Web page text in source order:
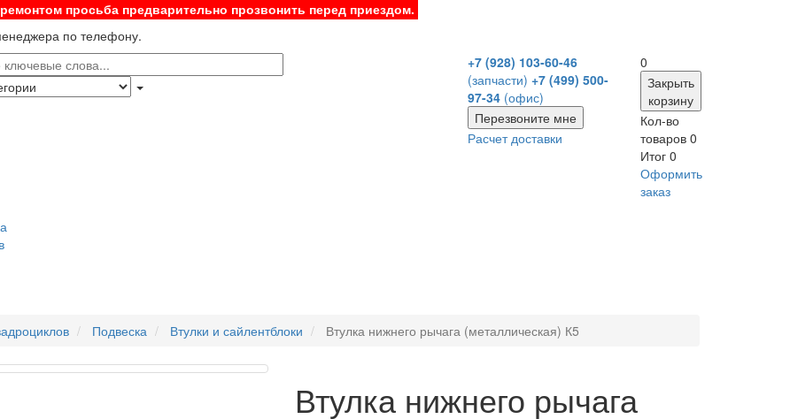
просьба предварительно прозвонить перед приездом.
по телефону.
+7 (928) 103-60-46
(запчасти) +7 (499) 500-
97-34 (офис)
Перезвоните мне
Расчет доставки
0
Закрыть
корзину
Кол-во
товаров 0
Итог 0
Оформить
заказ
Подвеска Втулки и сайлентблоки Втулка нижнего рычага (металлическая) К5
Втулка нижнего рычага